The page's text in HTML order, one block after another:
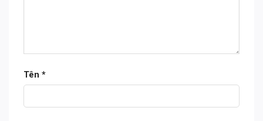
Tên *